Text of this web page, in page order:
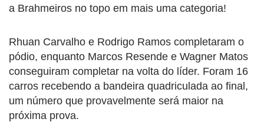
a Brahmeiros no topo em mais uma categoria!
Rhuan Carvalho e Rodrigo Ramos completaram o
pódio, enquanto Marcos Resende e Wagner Matos
conseguiram completar na volta do líder. Foram 16
carros recebendo a bandeira quadriculada ao final,
um número que provavelmente será maior na
próxima prova.